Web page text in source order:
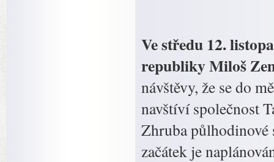
Ve středu 12.
republiky Miloš
návštěvy, že se do
navštíví společnost
Zhruba půlhodinové
začátek je